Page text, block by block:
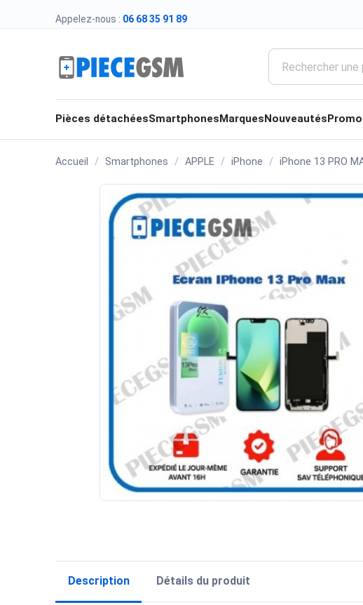
Appelez-nous : 06 68 35 91 89
Pièces détachéesSmartphones Marques Nouveautés
Accueil Smartphones APPLE iPhone iPhone 13 PRO
Description Détails du produit